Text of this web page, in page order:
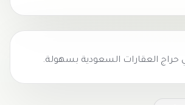
حراج العقارات السعودية بسهولة.